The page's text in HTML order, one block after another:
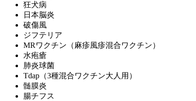
狂犬病
日本脳炎
破傷風
ジフテリア
MRワクチン（麻疹風疹混合ワクチン）
水疱瘡
肺炎球菌
Tdap（3種混合ワクチン大人用）
髄膜炎
腸チフス